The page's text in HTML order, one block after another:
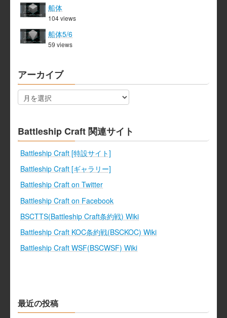
船体
104 views
船体5/6
59 views
アーカイブ
ア
ー
ブ
Battleship Craft 関連サイト
Battleship Craft [特設サイト]
Battleship Craft [ギャラリー]
Battleship Craft on Twitter
Battleship Craft on Facebook
BSCTTS(Battleship Craft条約戦) Wiki
Battleship Craft KOC条約戦(BSCKOC) Wiki
Battleship Craft WSF(BSCWSF) Wiki
最近の投稿